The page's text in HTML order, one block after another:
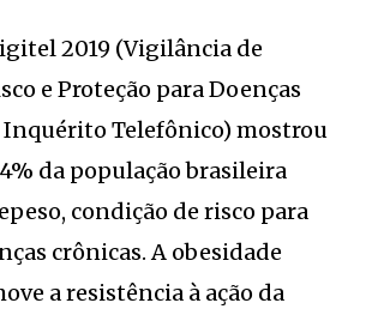
2019 (Vigilância de
e Proteção para Doenças
Inquérito Telefônico) mostrou
da população brasileira
condição de risco para
crônicas. A obesidade
a resistência à ação da